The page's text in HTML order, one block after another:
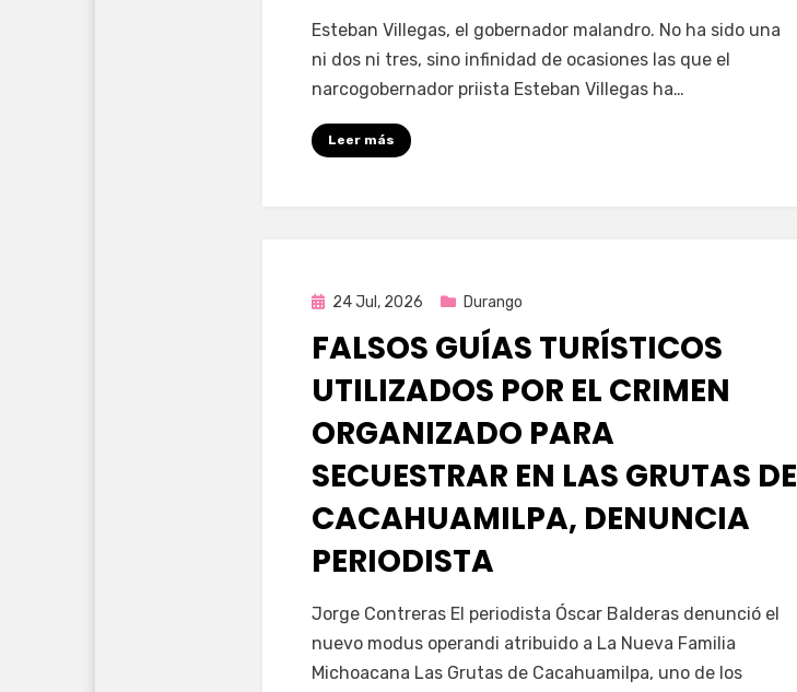
porFernando Miranda Servín
Esteban Villegas, el gobernador malandro. No ha sido una
ni dos ni tres, sino infinidad de ocasiones las que el
narcogobernador priista Esteban Villegas ha…
Leer más
Publicada
24 Jul, 2026 Durango
FALSOS GUÍAS TURÍSTICOS
UTILIZADOS POR EL CRIMEN
ORGANIZADO PARA
SECUESTRAR EN LAS GRUTAS DE
CACAHUAMILPA, DENUNCIA
PERIODISTA
por Fernando Miranda Servín
Jorge Contreras El periodista Óscar Balderas denunció el
nuevo modus operandi atribuido a La Nueva Familia
Michoacana Las Grutas de Cacahuamilpa, uno de los